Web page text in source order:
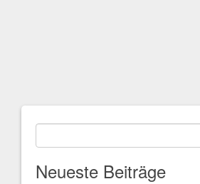
Neueste Beiträge